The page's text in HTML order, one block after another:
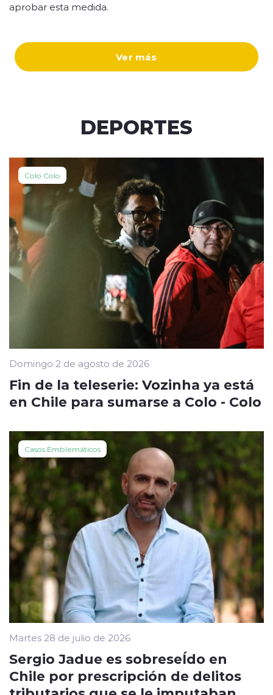
Ver más
aprobar esta medida.
DEPORTES
Colo Colo
Domingo 2 de agosto de 2026
Fin de la teleserie: Vozinha ya está
en Chile para sumarse a Colo - Colo
Casos Emblemáticos
Martes 28 de julio de 2026
Sergio Jadue es sobreseÍdo en
Chile por prescripción de delitos